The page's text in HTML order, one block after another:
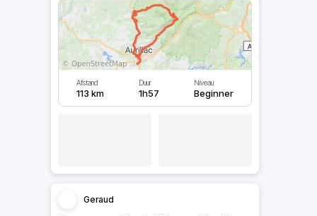
Afstand
113 km
Duur
1h57
Niveau
Beginner
Geraud